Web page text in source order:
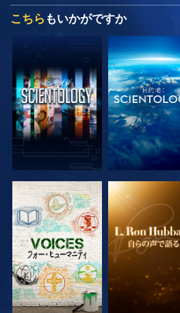
こちら もいかがですか
シリーズを探求 シリーズを探求